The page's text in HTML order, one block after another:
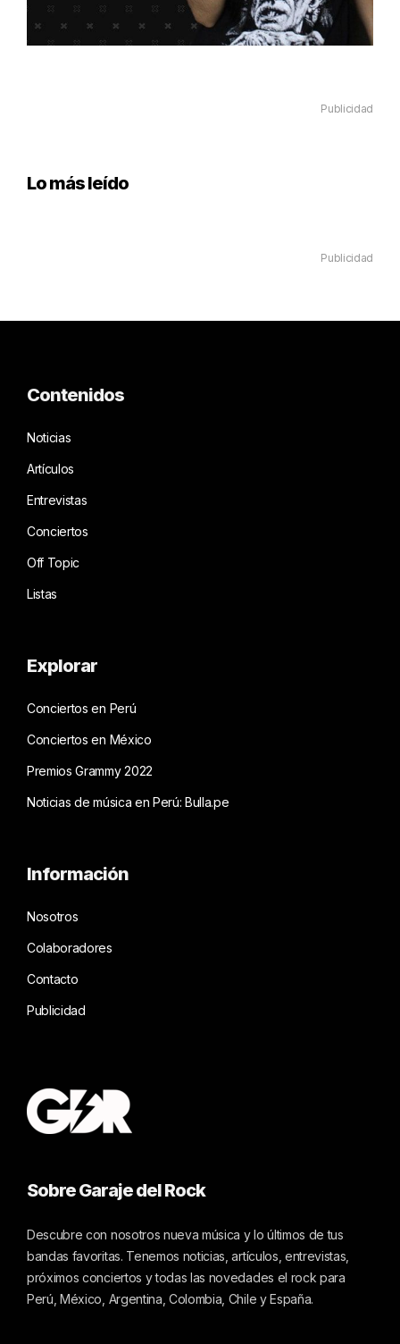
Publicidad
Lo más leído
Publicidad
Contenidos
Noticias
Artículos
Entrevistas
Conciertos
Off Topic
Listas
Explorar
Conciertos en Perú
Conciertos en México
Premios Grammy 2022
Noticias de música en Perú: Bulla.pe
Información
Nosotros
Colaboradores
Contacto
Publicidad
Sobre Garaje del Rock
Descubre con nosotros nueva música y lo últimos de tus
bandas favoritas. Tenemos noticias, artículos, entrevistas,
próximos conciertos y todas las novedades el rock para
Perú, México, Argentina, Colombia, Chile y España.